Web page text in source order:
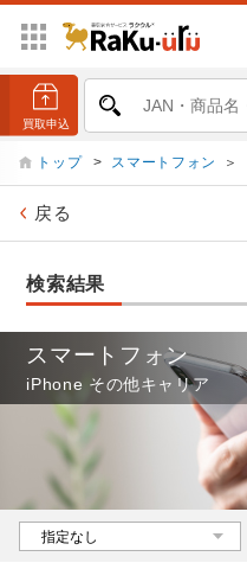
トップ > スマートフォン ＞
戻る
検索結果
スマートフォン
iPhone その他キャリア